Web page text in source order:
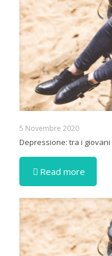
5 Novembre 2020
Depressione: tra i
Read more